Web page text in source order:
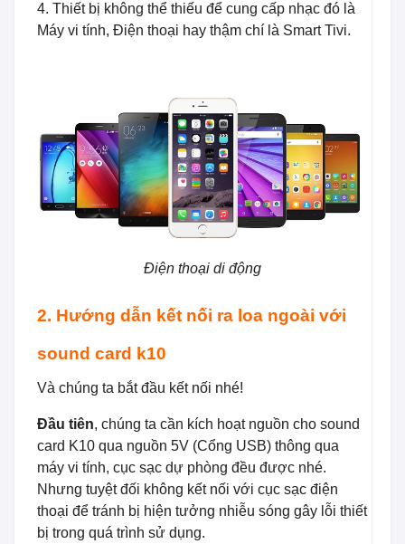
4. Thiết bị không thể thiếu để cung cấp nhạc đó là
Máy vi tính, Điện thoại hay thậm chí là Smart Tivi.
Điện thoại di động
2. Hướng dẫn kết nối ra loa ngoài với
sound card k10
Và chúng ta bắt đầu kết nối nhé!
Đầu tiên, chúng ta cần kích hoạt nguồn cho sound
card K10 qua nguồn 5V (Cổng USB) thông qua
máy vi tính, cục sạc dự phòng đều được nhé.
Nhưng tuyệt đối không kết nối với cục sạc điện
thoại để tránh bị hiện tưởng nhiễu sóng gây lỗi thiết
bị trong quá trình sử dụng.